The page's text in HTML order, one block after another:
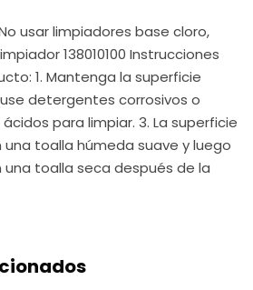
No usar limpiadores base cloro,
138010100 Instrucciones
1. Mantenga la superficie
detergentes corrosivos o
para limpiar. 3. La superficie
toalla húmeda suave y luego
toalla seca después de la